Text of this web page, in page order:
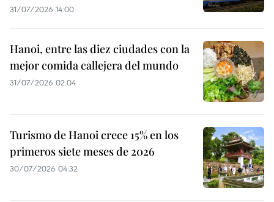
31/07/2026 14:00
Hanoi, entre las diez ciudades con la
mejor comida callejera del mundo
31/07/2026 02:04
Turismo de Hanoi crece 15% en los
primeros siete meses de 2026
30/07/2026 04:32